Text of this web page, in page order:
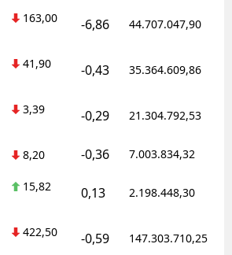
163,00 -6,86 44.707.047,90
41,90 -0,43 35.364.609,86
3,39 -0,29 21.304.792,53
8,20 -0,36 7.003.834,32
15,82 0,13 2.198.448,30
422,50 -0,59 147.303.710,25